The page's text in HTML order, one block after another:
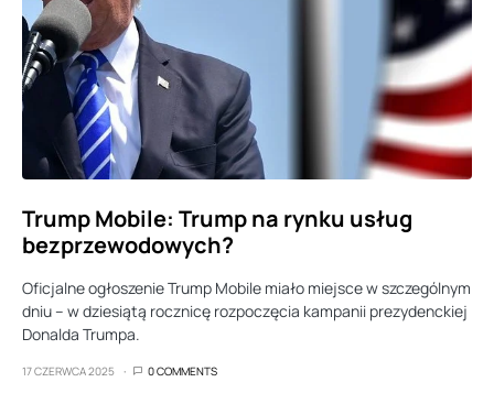
Trump Mobile: Trump na rynku usług
bezprzewodowych?
Oficjalne ogłoszenie Trump Mobile miało miejsce w szczególnym
dniu – w dziesiątą rocznicę rozpoczęcia kampanii prezydenckiej
Donalda Trumpa.
17 CZERWCA 2025 0 COMMENTS